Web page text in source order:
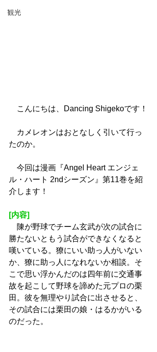
観光
こんにちは、Dancing Shigekoです！
カメレオンはおとなしく引いて行っ
たのか。
今回は漫画『Angel Heart エンジェ
ル・ハート 2ndシーズン』第11巻を紹
介します！
[内容]
陳が野球でチーム玄武が次の試合に
勝たないともう試合ができなくなると
嘆いている。獠にいい助っ人がいない
か、獠に助っ人になれないか相談。そ
こで思い浮かんだのは四年前に交通事
故を起こして野球を諦めた元プロの栗
田。彼を無理やり試合に出させると、
その試合には栗田の娘・はるかがいる
のだった。